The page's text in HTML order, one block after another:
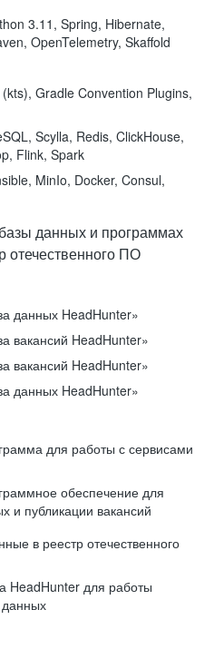
3.11, Spring, Hibernate,
OpenTelemetry, Skaffold
Gradle Convention Plugins,
Scylla, Redis, ClickHouse,
Flink, Spark
MinIo, Docker, Consul,
данных и программах
ПО
данных HeadHunter»
HeadHunter»
HeadHunter»
данных HeadHunter»
для работы с сервисами
обеспечение для
и публикации вакансий
в реестр отечественного
для работы